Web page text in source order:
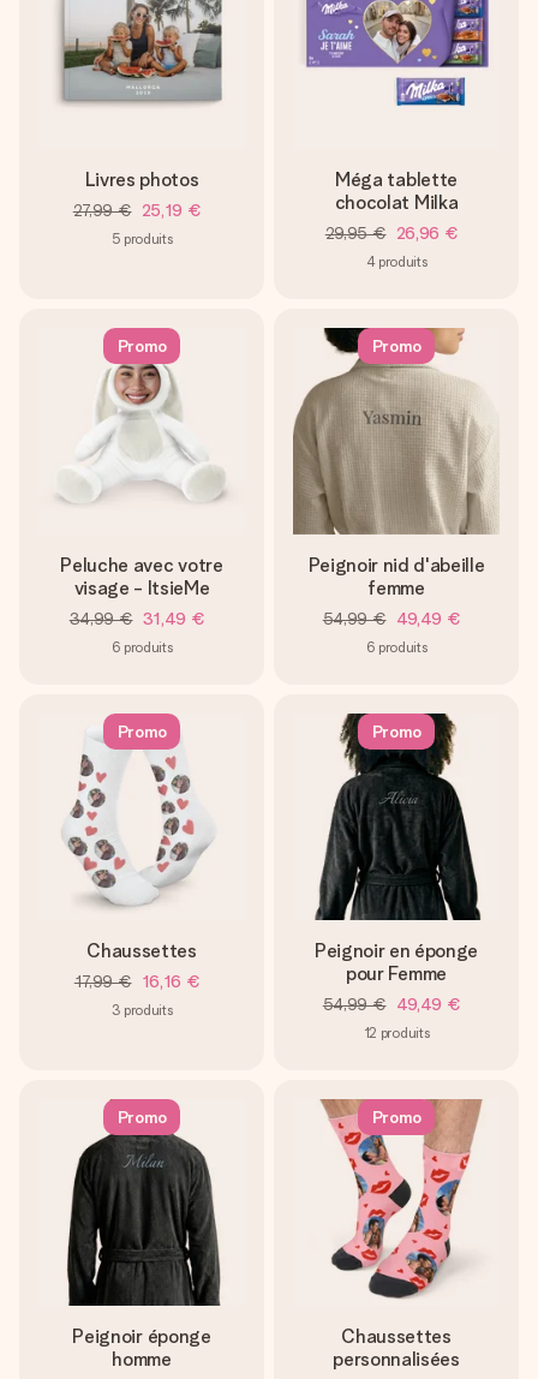
Livres photos
27,99 € 25,19 €
5 produits
Méga tablette
chocolat Milka
29,95 € 26,96 €
4 produits
Promo
Peluche avec votre
visage - ItsieMe
34,99 € 31,49 €
6 produits
Promo
Peignoir nid d'abeille
femme
54,99 € 49,49 €
6 produits
Promo
Chaussettes
17,99 € 16,16 €
3 produits
Promo
Peignoir en éponge
pour Femme
54,99 € 49,49 €
12 produits
Promo
Peignoir éponge
homme
Promo
Chaussettes
personnalisées